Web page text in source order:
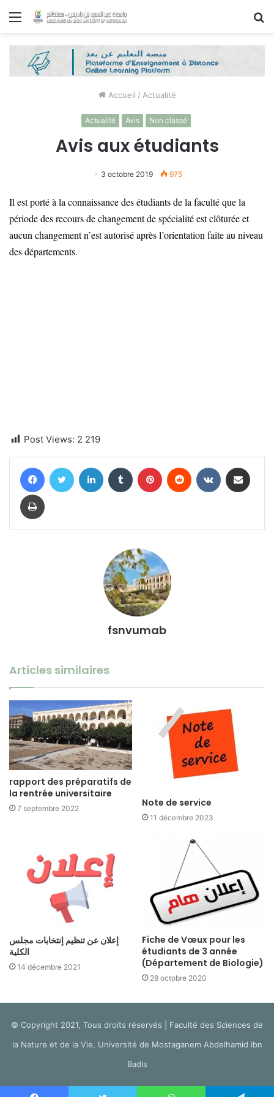
Menu
Accueil / Actualité
Actualité Avis Non classé
Avis aux étudiants
3 octobre 2019 975
Il est porté à la connaissance des étudiants de la faculté que la
période des recours de changement de spécialité est clôturée et
aucun changement n’est autorisé après l’orientation faite au niveau
des départements.
Post Views: 2 219
FacebookTwitter Linkedin Tumblr Pinterest Reddit VKontakte
Imprimer
fsnvumab
Articles similaires
rapport des préparatifs de
la rentrée universitaire
7 septembre 2022 Note de service
11 décembre 2023
إعلان عن تنظيم إنتخابات مجلس
الكلية
14 décembre 2021
Fiche de Vœux pour les
étudiants de 3 année
(Département de Biologie)
28 octobre 2020
© Copyright 2021, Tous droits réservés | Faculté des Sciences de
la Nature et de la Vie, Université de Mostaganem Abdelhamid ibn
Badis